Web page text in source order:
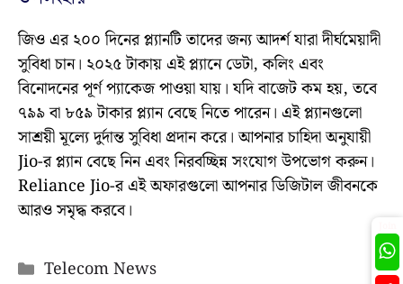
জিও এর ২০০ দিনের প্ল্যানটি তাদের জন্য আদর্শ যারা দীর্ঘমেয়াদী
সুবিধা চান। ২০২৫ টাকায় এই প্ল্যানে ডেটা, কলিং এবং
বিনোদনের পূর্ণ প্যাকেজ পাওয়া যায়। যদি বাজেট কম হয়, তবে
৭৯৯ বা ৮৫৯ টাকার প্ল্যান বেছে নিতে পারেন। এই প্ল্যানগুলো
সাশ্রয়ী মূল্যে দুর্দান্ত সুবিধা প্রদান করে। আপনার চাহিদা অনুযায়ী
Jio-র প্ল্যান বেছে নিন এবং নিরবচ্ছিন্ন সংযোগ উপভোগ করুন।
Reliance Jio-র এই অফারগুলো আপনার ডিজিটাল জীবনকে
আরও সমৃদ্ধ করবে।
Categories
Telecom News